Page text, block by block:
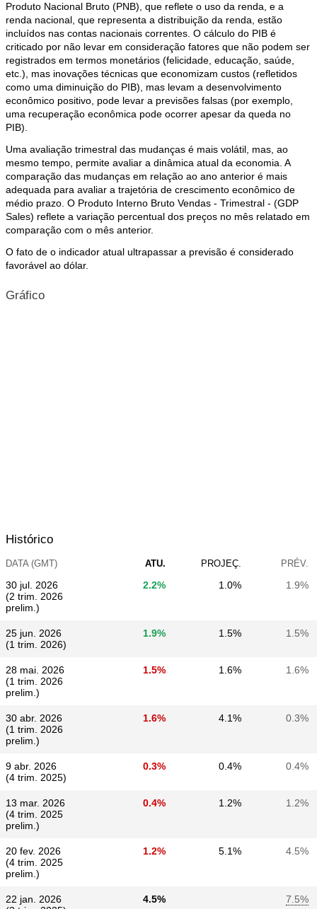
Produto Nacional Bruto (PNB), que reflete o uso da renda, e a
renda nacional, que representa a distribuição da renda, estão
incluídos nas contas nacionais correntes. O cálculo do PIB é
criticado por não levar em consideração fatores que não podem ser
registrados em termos monetários (felicidade, educação, saúde,
etc.), mas inovações técnicas que economizam custos (refletidos
como uma diminuição do PIB), mas levam a desenvolvimento
econômico positivo, pode levar a previsões falsas (por exemplo,
uma recuperação econômica pode ocorrer apesar da queda no
PIB).
Uma avaliação trimestral das mudanças é mais volátil, mas, ao
mesmo tempo, permite avaliar a dinâmica atual da economia. A
comparação das mudanças em relação ao ano anterior é mais
adequada para avaliar a trajetória de crescimento econômico de
médio prazo. O Produto Interno Bruto Vendas - Trimestral - (GDP
Sales) reflete a variação percentual dos preços no mês relatado em
comparação com o mês anterior.
O fato de o indicador atual ultrapassar a previsão é considerado
favorável ao dólar.
Gráfico
Histórico
DATA (GMT) ATU. PROJEÇ. PRÉV.
30 jul. 2026
(2 trim. 2026
prelim.)
2.2% 1.0% 1.9%
25 jun. 2026
(1 trim. 2026)
1.9% 1.5% 1.5%
28 mai. 2026
(1 trim. 2026
prelim.)
1.5% 1.6% 1.6%
30 abr. 2026
(1 trim. 2026
prelim.)
1.6% 4.1% 0.3%
9 abr. 2026
(4 trim. 2025)
0.3% 0.4% 0.4%
13 mar. 2026
(4 trim. 2025
prelim.)
0.4% 1.2% 1.2%
20 fev. 2026
(4 trim. 2025
prelim.)
1.2% 5.1% 4.5%
22 jan. 2026
4.5% 7.5%